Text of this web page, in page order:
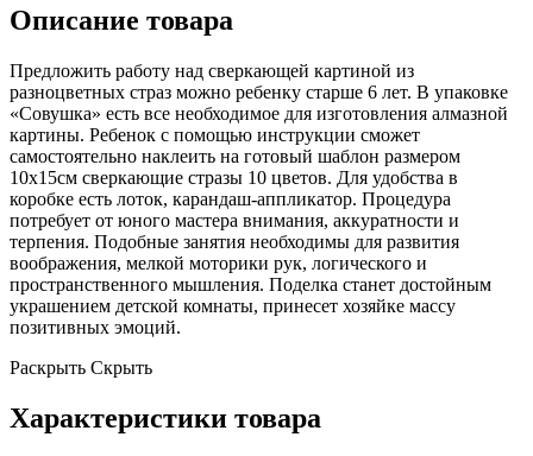
Описание товара
Предложить работу над сверкающей картиной из
разноцветных страз можно ребенку старше 6 лет. В упаковке
«Совушка» есть все необходимое для изготовления алмазной
картины. Ребенок с помощью инструкции сможет
самостоятельно наклеить на готовый шаблон размером
10х15см сверкающие стразы 10 цветов. Для удобства в
коробке есть лоток, карандаш-аппликатор. Процедура
потребует от юного мастера внимания, аккуратности и
терпения. Подобные занятия необходимы для развития
воображения, мелкой моторики рук, логического и
пространственного мышления. Поделка станет достойным
украшением детской комнаты, принесет хозяйке массу
позитивных эмоций.
Раскрыть Скрыть
Характеристики товара